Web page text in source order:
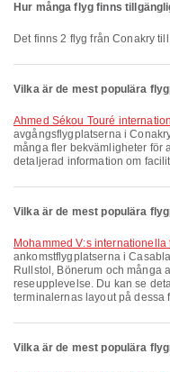
Hur många flyg finns
Det finns 2 flyg från Conakry
Vilka är de mest populära
Ahmed Sékou Touré
avgångsflygplatserna i
många fler bekvämligheter för
detaljerad information om
Vilka är de mest populära
Mohammed V:s
ankomstflygplatserna i
Rullstol, Bönerum och många
reseupplevelse. Du kan se
terminalernas layout på dessa
Vilka är de mest populära